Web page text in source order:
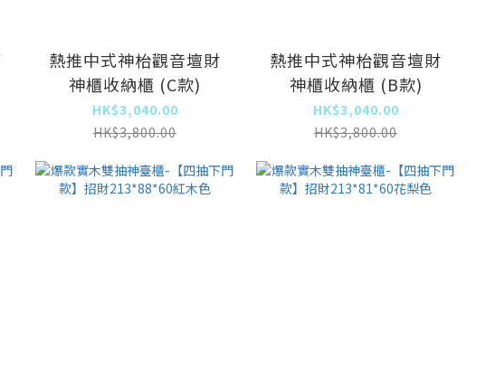
熱推中式神枱觀音壇財
神櫃收納櫃 (C款)
HK$3,040.00
HK$3,800.00
熱推中式神枱觀音壇財
神櫃收納櫃 (B款)
HK$3,040.00
HK$3,800.00